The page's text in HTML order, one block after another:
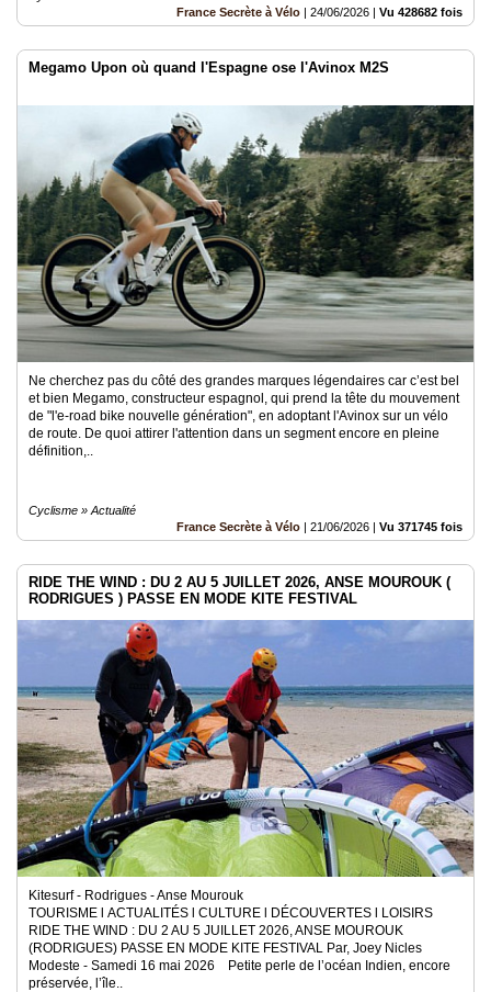
France Secrète à Vélo | 24/06/2026 | Vu 428682 fois
Megamo Upon où quand l'Espagne ose l'Avinox M2S
Ne cherchez pas du côté des grandes marques légendaires car c’est bel
et bien Megamo, constructeur espagnol, qui prend la tête du mouvement
de "l'e-road bike nouvelle génération", en adoptant l'Avinox sur un vélo
de route. De quoi attirer l'attention dans un segment encore en pleine
définition,..
Cyclisme » Actualité
France Secrète à Vélo | 21/06/2026 | Vu 371745 fois
RIDE THE WIND : DU 2 AU 5 JUILLET 2026, ANSE MOUROUK (
RODRIGUES ) PASSE EN MODE KITE FESTIVAL
Kitesurf - Rodrigues - Anse Mourouk
TOURISME l ACTUALITÉS l CULTURE l DÉCOUVERTES l LOISIRS
RIDE THE WIND : DU 2 AU 5 JUILLET 2026, ANSE MOUROUK
(RODRIGUES) PASSE EN MODE KITE FESTIVAL Par, Joey Nicles
Modeste - Samedi 16 mai 2026 Petite perle de l’océan Indien, encore
préservée, l’île..